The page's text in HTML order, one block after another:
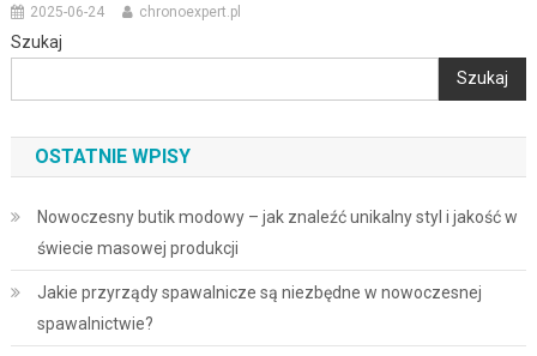
2025-06-24 chronoexpert.pl
Szukaj
Szukaj
OSTATNIE WPISY
Nowoczesny butik modowy – jak znaleźć unikalny styl i jakość w
świecie masowej produkcji
Jakie przyrządy spawalnicze są niezbędne w nowoczesnej
spawalnictwie?